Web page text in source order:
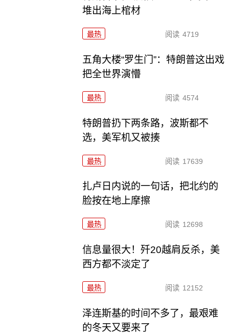
堆出海上棺材
最热 阅读 4719
五角大楼“罗生门”：特朗普这出戏
把全世界演懵
最热 阅读 4574
特朗普扔下两条路，波斯都不
选，美军机又被揍
最热 阅读 17639
扎卢日内说的一句话，把北约的
脸按在地上摩擦
最热 阅读 12698
信息量很大！歼20越肩反杀，美
西方都不淡定了
最热 阅读 12152
泽连斯基的时间不多了，最艰难
的冬天又要来了